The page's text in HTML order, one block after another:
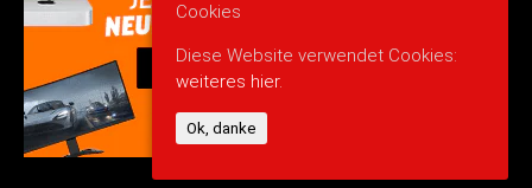
Cookies
Diese Website verwendet Cookies:
weiteres hier.
Ok, danke